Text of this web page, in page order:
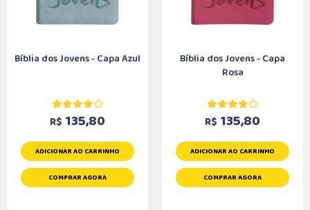
Bíblia dos Jovens - Capa Azul
R$ 135,80
ADICIONAR AO CARRINHO
COMPRAR AGORA
Bíblia dos Jovens - Capa
Rosa
R$ 135,80
ADICIONAR AO CARRINHO
COMPRAR AGORA